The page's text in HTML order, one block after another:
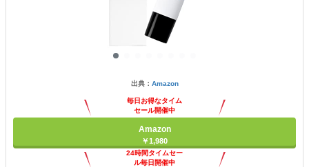
出典： Amazon
毎日お得なタイム
セール開催中
Amazon
￥1,980
24時間タイムセー
ル毎日開催中